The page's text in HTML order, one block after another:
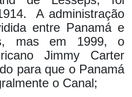
A administração
entre Panamá e
mas em 1999, o
Jimmy Carter
para que o Panamá
o Canal;